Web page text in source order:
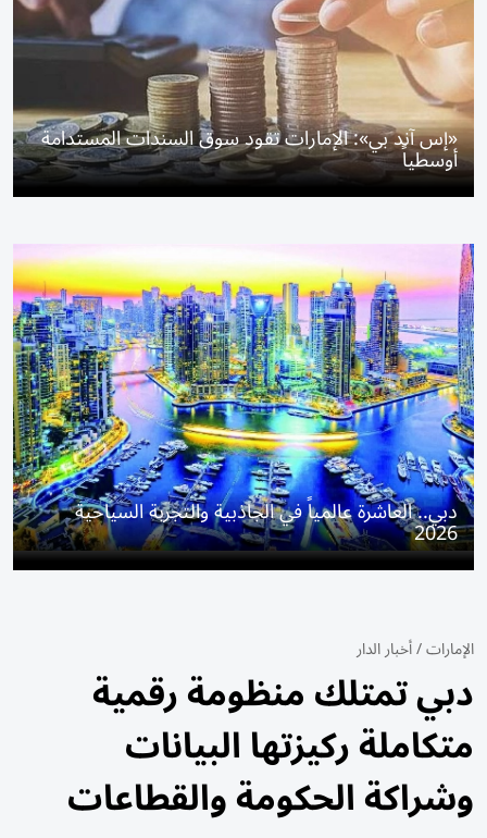
«إس آند بي»: الإمارات تقود سوق السندات المستدامة
أوسطياً
دبي.. العاشرة عالمياً في الجاذبية والتجربة السياحية
2026
الإمارات/أخبار الدار
دبي تمتلك منظومة رقمية
متكاملة ركيزتها البيانات
وشراكة الحكومة والقطاعات